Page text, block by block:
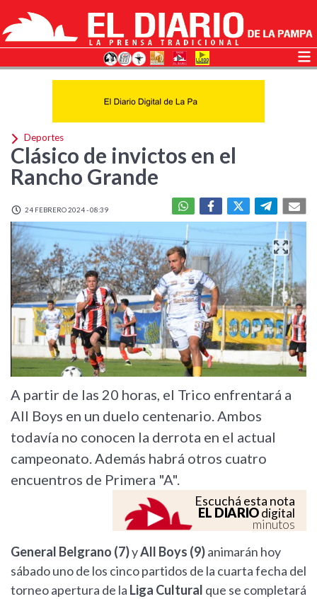
Deportes
Clásico de invictos en el
Rancho Grande
24 FEBRERO 2024 - 08:39
A partir de las 20 horas, el Trico enfrentará a
All Boys en un duelo centenario. Ambos
todavía no conocen la derrota en el actual
campeonato. Además habrá otros cuatro
encuentros de Primera "A".
Escuchá esta nota
EL DIARIOdigital
minutos
General Belgrano (7)yAll Boys (9)animarán hoy
sábado uno de los cinco partidos de la cuarta fecha del
torneo apertura de la Liga Cultural que se completará